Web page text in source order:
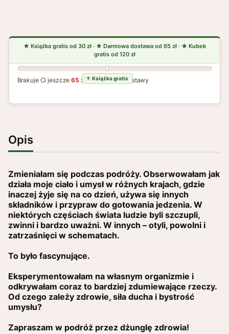
Brakuje Ci jeszcze65 zł do darmowej dostawy
Opis
Zmieniałam się podczas podróży. Obserwowałam jak
działa moje ciało i umysł w różnych krajach, gdzie
inaczej żyje się na co dzień, używa się innych
składników i przypraw do gotowania jedzenia. W
niektórych częściach świata ludzie byli szczupli,
zwinni i bardzo uważni. W innych – otyli, powolni i
zatrzaśnięci w schematach.
To było fascynujące.
Eksperymentowałam na własnym organizmie i
odkrywałam coraz to bardziej zdumiewające rzeczy.
Od czego zależy zdrowie, siła ducha i bystrość
umysłu?
Zapraszam w podróż przez dżunglę zdrowia!